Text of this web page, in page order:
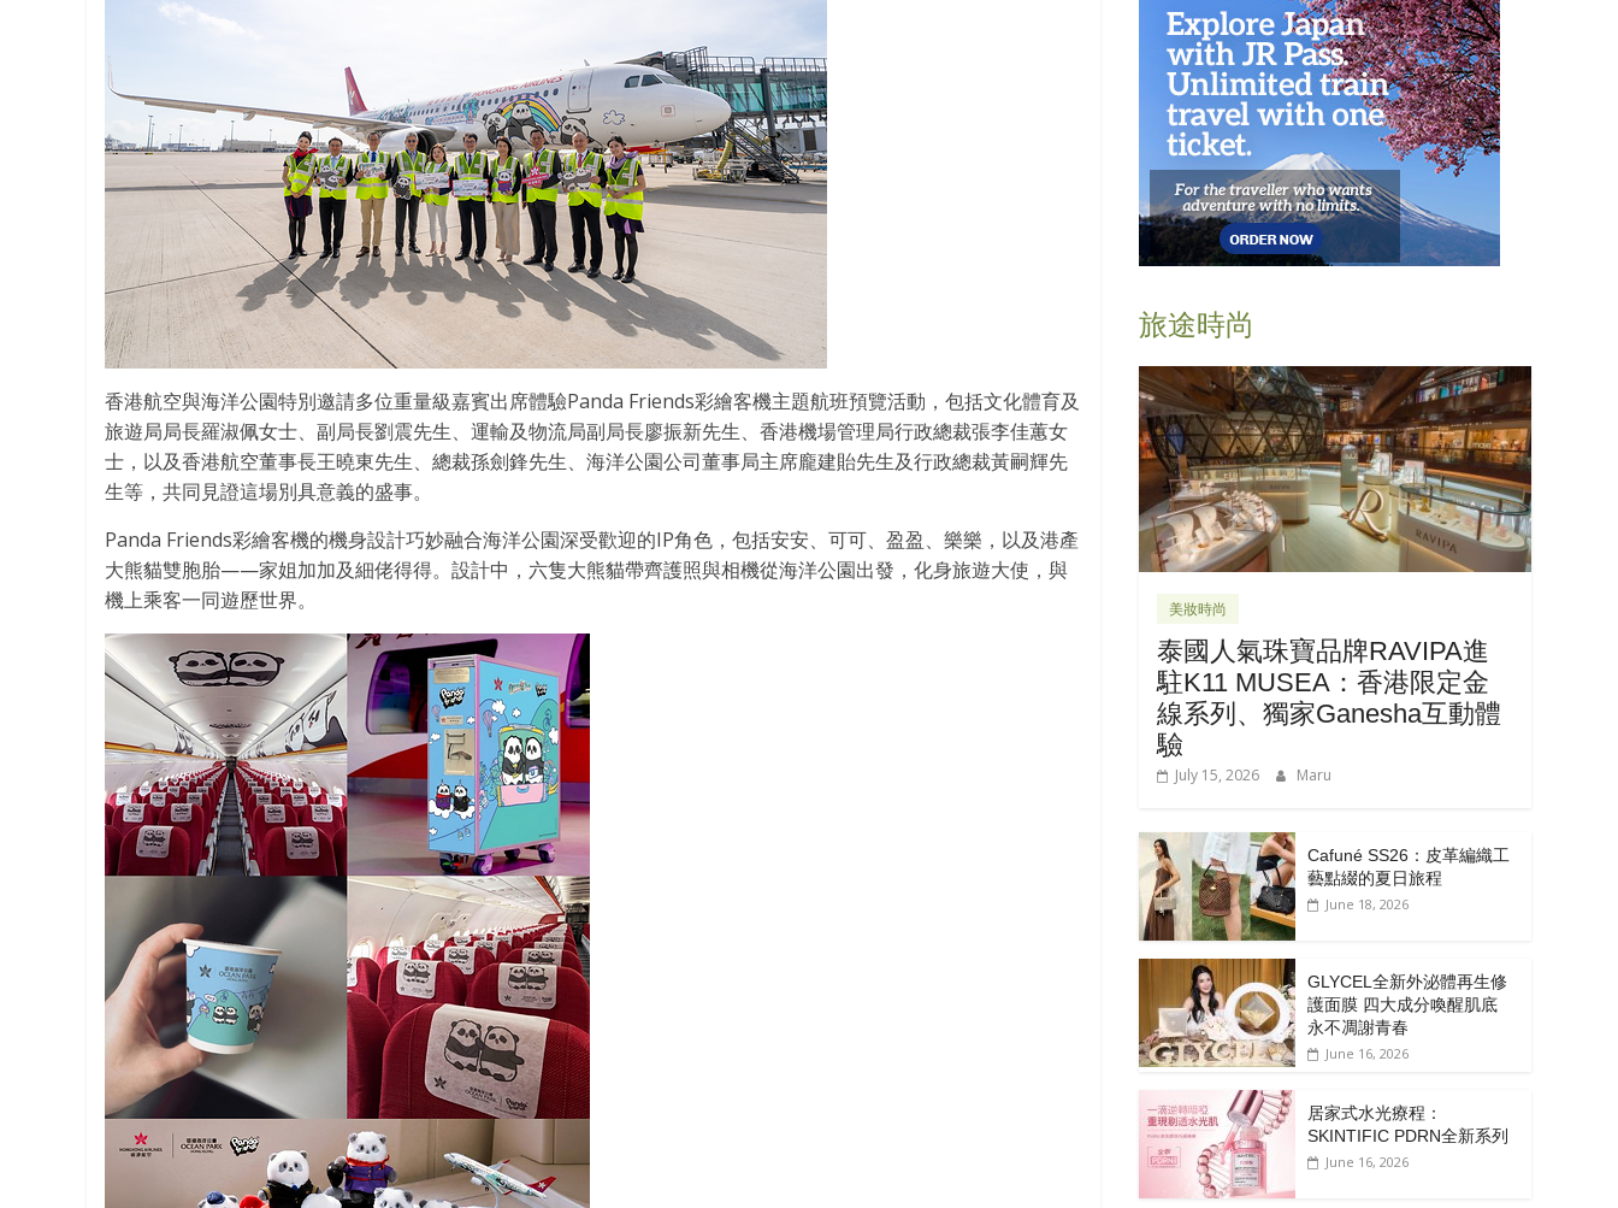
香港航空與海洋公園特別邀請多位重量級嘉賓出席體驗Panda Friends彩繪客機主題航班預覽活動，包括文化體育及
旅遊局局長羅淑佩女士、副局長劉震先生、運輸及物流局副局長廖振新先生、香港機場管理局行政總裁張李佳蕙女
士，以及香港航空董事長王曉東先生、總裁孫劍鋒先生、海洋公園公司董事局主席龐建貽先生及行政總裁黃嗣輝先
生等，共同見證這場別具意義的盛事。
Panda Friends彩繪客機的機身設計巧妙融合海洋公園深受歡迎的IP角色，包括安安、可可、盈盈、樂樂，以及港產
大熊貓雙胞胎——家姐加加及細佬得得。設計中，六隻大熊貓帶齊護照與相機從海洋公園出發，化身旅遊大使，與
機上乘客一同遊歷世界。
旅途時尚
美妝時尚
泰國人氣珠寶品牌RAVIPA進
駐K11 MUSEA：香港限定金
線系列、獨家Ganesha互動體
驗
July 15, 2026 Maru
Cafuné SS26：皮革編織工
藝點綴的夏日旅程
June 18, 2026
GLYCEL全新外泌體再生修
護面膜 四大成分喚醒肌底
永不凋謝青春
June 16, 2026
居家式水光療程：
SKINTIFIC PDRN全新系列
June 16, 2026